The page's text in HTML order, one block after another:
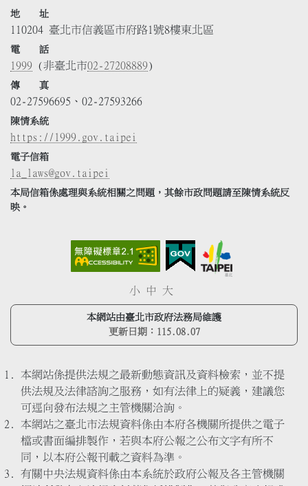
地 址
110204 臺北市信義區市府路1號8樓東北區
電 話
1999 (非臺北市02-27208889)
傳 真
02-27596695、02-27593266
陳情系統
https://1999.gov.taipei
電子信箱
la_laws@gov.taipei
本局信箱係處理與系統相關之問題，其餘市政問題請至陳情系統反
映。
小 中 大
本網站由臺北市政府法務局維護
更新日期： 115.08.07
本網站係提供法規之最新動態資訊及資料檢索，並不提
供法規及法律諮詢之服務，如有法律上的疑義，建議您
可逕向發布法規之主管機關洽詢。
本網站之臺北市法規資料係由本府各機關所提供之電子
檔或書面編排製作，若與本府公報之公布文字有所不
同，以本府公報刊載之資料為準。
有關中央法規資料係由本系統於政府公報及各主管機關